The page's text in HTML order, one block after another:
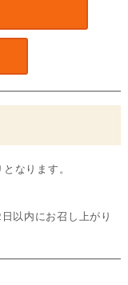
なります。
以内にお召し上がり